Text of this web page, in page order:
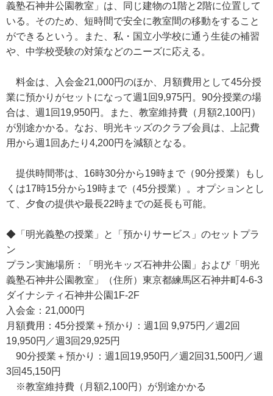
義塾石神井公園教室」は、同じ建物の1階と2階に位置して
いる。そのため、短時間で安全に教室間の移動をすること
ができるという。また、私・国立小学校に通う生徒の補習
や、中学校受験の対策などのニーズに応える。
料金は、入会金21,000円のほか、月額費用として45分授
業に預かりがセットになって週1回9,975円。90分授業の場
合は、週1回19,950円。また、教室維持費（月額2,100円）
が別途かかる。なお、明光キッズのクラブ会員は、上記費
用から週1回あたり4,200円を減額となる。
提供時間帯は、16時30分から19時まで（90分授業）もし
くは17時15分から19時まで（45分授業）。オプションとし
て、夕食の提供や最長22時までの延長も可能。
◆「明光義塾の授業」と「預かりサービス」のセットプラ
ン
プラン実施場所：「明光キッズ石神井公園」および「明光
義塾石神井公園教室」（住所）東京都練馬区石神井町4-6-3
ダイナシティ石神井公園1F-2F
入会金：21,000円
月額費用：45分授業＋預かり：週1回 9,975円／週2回
19,950円／週3回29,925円
90分授業＋預かり：週1回19,950円／週2回31,500円／週
3回45,150円
※教室維持費（月額2,100円）が別途かかる